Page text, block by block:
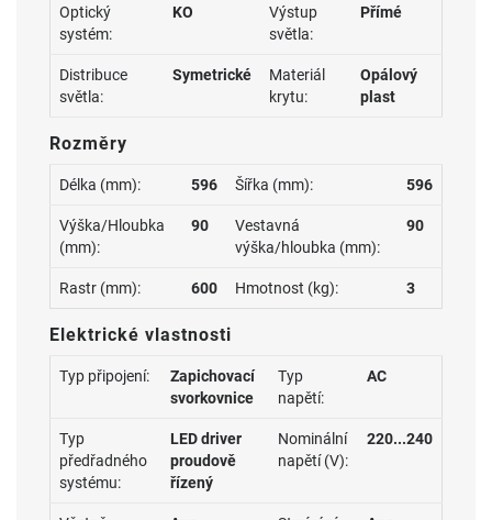
Optický
systém:
KO
Výstup
světla:
Přímé
Distribuce
světla:
Symetrické
Materiál
krytu:
Opálový
plast
Rozměry
Délka (mm): 596 Šířka (mm): 596
Výška/Hloubka
(mm):
90
Vestavná
výška/hloubka (mm):
90
Rastr (mm): 600 Hmotnost (kg): 3
Elektrické vlastnosti
Typ připojení:
Zapichovací
svorkovnice
Typ
napětí:
AC
Typ
předřadného
systému:
LED driver
proudově
řízený
Nominální
napětí (V):
220...240